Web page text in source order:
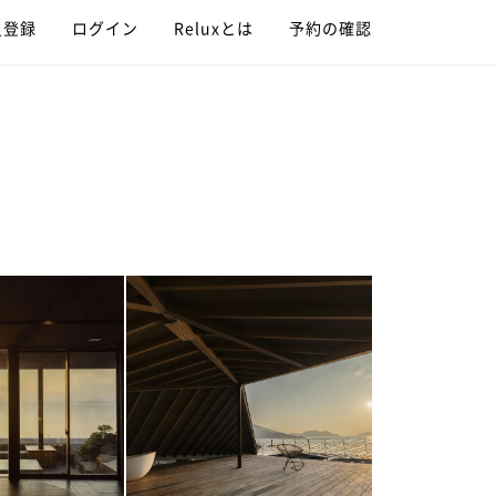
録 ログイン Reluxとは 予約の確認